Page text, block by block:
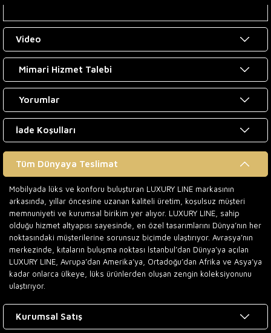
Video
Mimari Hizmet Talebi
Yorumlar
İade Koşulları
Tüm Dünyaya Teslimat
Mobilyada lüks ve konforu buluşturan LUXURY LINE markasının
arkasında, yıllar öncesine uzanan kaliteli üretim, koşulsuz müşteri
memnuniyeti ve kurumsal birikim yer alıyor. LUXURY LINE, sahip
olduğu hizmet altyapısı sayesinde, en özel tasarımlarını Dünya’nın her
noktasındaki müşterilerine sorunsuz biçimde ulaştırıyor. Avrasya’nın
merkezinde, kıtaların buluşma noktası İstanbul’dan Dünya’ya açılan
LUXURY LINE, Avrupa’dan Amerika’ya, Ortadoğu’dan Afrika ve Asya’ya
kadar onlarca ülkeye, lüks ürünlerden oluşan zengin koleksiyonunu
ulaştırıyor.
Kurumsal Satış